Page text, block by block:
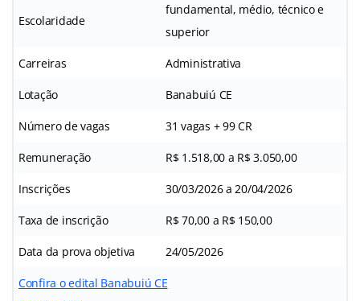
Escolaridade
fundamental, médio, técnico e
superior
Carreiras Administrativa
Lotação Banabuiú CE
Número de vagas 31 vagas + 99 CR
Remuneração R$ 1.518,00 a R$ 3.050,00
Inscrições 30/03/2026 a 20/04/2026
Taxa de inscrição R$ 70,00 a R$ 150,00
Data da prova objetiva 24/05/2026
Confira o edital Banabuiú CE